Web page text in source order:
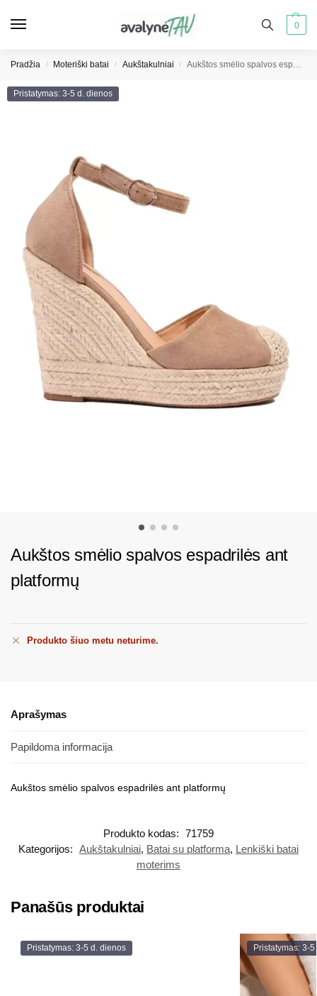
0
Pradžia / Moteriški batai / Aukštakulniai / Aukštos smėlio spalvos espadrilės ant platformų
Pristatymas: 3-5 d. dienos
Aukštos smėlio spalvos espadrilės ant
platformų
Produkto šiuo metu neturime.
Aprašymas
Papildoma informacija
Aukštos smėlio spalvos espadrilės ant platformų
Produkto kodas: 71759
Kategorijos: Aukštakulniai, Batai su platforma, Lenkiški batai
moterims
Panašūs produktai
Pristatymas: 3-5 d. dienos Pristatymas: 3-